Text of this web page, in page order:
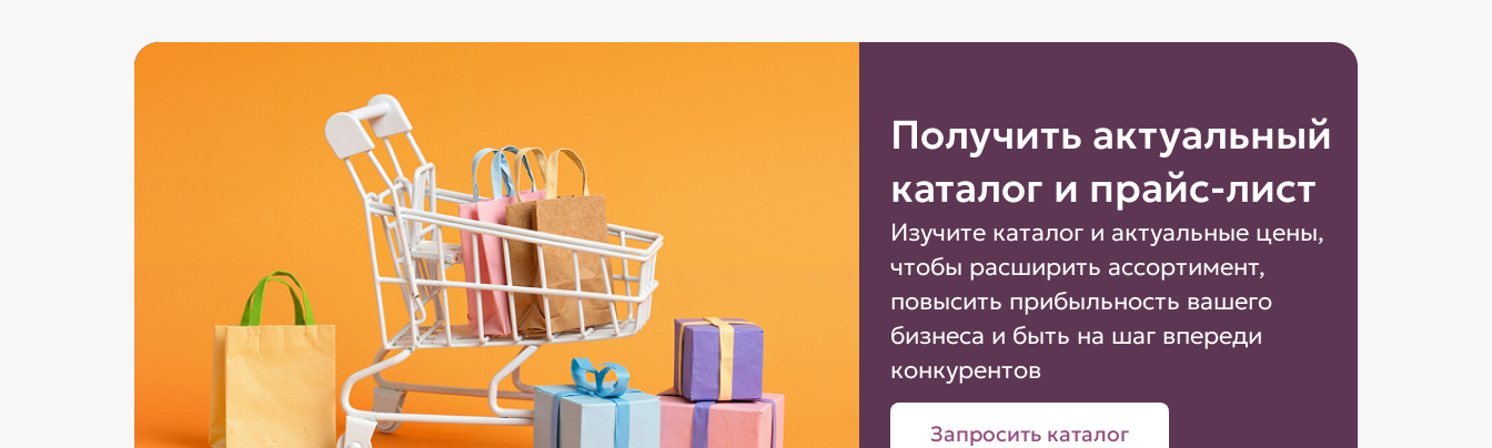
Получить актуальный
каталог и прайс-лист
Изучите каталог и актуальные цены,
чтобы расширить ассортимент,
повысить прибыльность вашего
бизнеса и быть на шаг впереди
конкурентов
Запросить каталог